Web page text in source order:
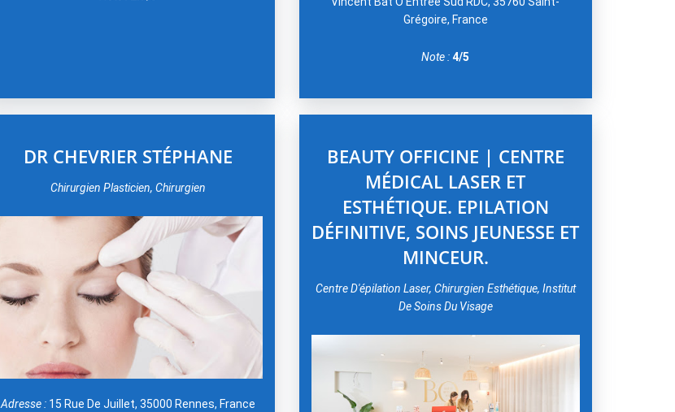
Grégoire, France
Note : 4/5
DR CHEVRIER STÉPHANE
Chirurgien Plasticien, Chirurgien
Adresse : 15 Rue De Juillet, 35000 Rennes, France
BEAUTY OFFICINE | CENTRE
MÉDICAL LASER ET
ESTHÉTIQUE. EPILATION
DÉFINITIVE, SOINS JEUNESSE ET
MINCEUR.
Centre D'épilation Laser, Chirurgien Esthétique, Institut
De Soins Du Visage